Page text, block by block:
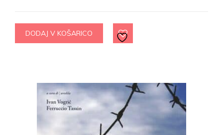
DODAJ V KOŠARICO